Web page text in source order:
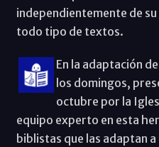
independientemente de
todo tipo de textos.
En la adaptación
los domingos,
octubre por la
equipo experto en esta
biblistas que las adaptan a